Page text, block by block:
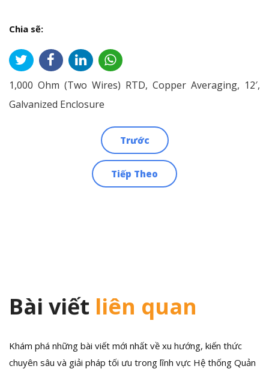
Chia sẽ:
1,000 Ohm (Two Wires) RTD, Copper Averaging, 12′,
Galvanized Enclosure
Trước
Tiếp Theo
Bài viết liên quan
Khám phá những bài viết mới nhất về xu hướng, kiến thức
chuyên sâu và giải pháp tối ưu trong lĩnh vực Hệ thống Quản